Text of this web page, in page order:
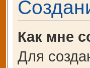
Как мне
Для